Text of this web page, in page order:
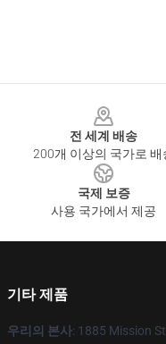
전 세계 배송
200개 이상의 국가로 배
국제 보증
사용 국가에서 제공
기타 제품
우리의 본사: 1885 Mission